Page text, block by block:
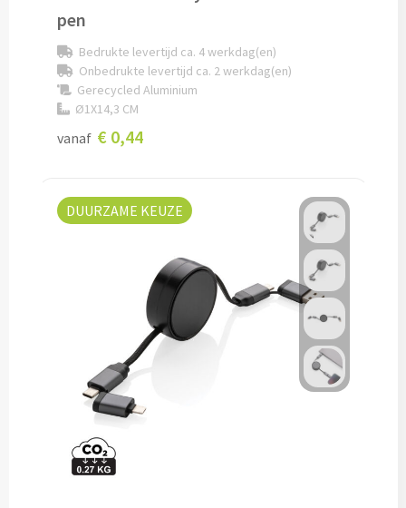
Alle reisartikelen
Auto artikelen
Auto telefoonhouders bedrukken
Auto organizers bedrukken
Veiligheidshamersbedrukken
IJskrabbers bedrukken
Parkeerschijven bedrukken
Auto zonneschermen bedrukken
Veiligheidshesjes kinderen bedrukken
pen
Bedrukte levertijd ca. 4 werkdag(en)
Onbedrukte levertijd ca. 2 werkdag(en)
Gerecycled Aluminium
Ø1X14,3 CM
vanaf € 0,44
DUURZAME KEUZE